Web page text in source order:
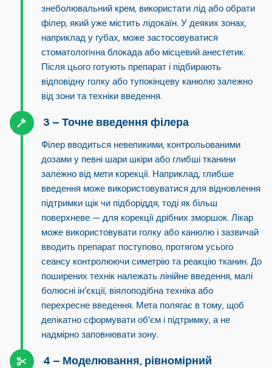
знеболювальний крем, використати лід або обрати
філер, який уже містить лідокаїн. У деяких зонах,
наприклад у губах, може застосовуватися
стоматологічна блокада або місцевий анестетик.
Після цього готують препарат і підбирають
відповідну голку або тупокінцеву канюлю залежно
від зони та техніки введення.
Точне введення філера
Філер вводиться невеликими, контрольованими
дозами у певні шари шкіри або глибші тканини
залежно від мети корекції. Наприклад, глибше
введення може використовуватися для відновлення
підтримки щік чи підборіддя, тоді як більш
поверхневе — для корекції дрібних зморшок. Лікар
може використовувати голку або канюлю і зазвичай
вводить препарат поступово, протягом усього
сеансу контролюючи симетрію та реакцію тканин. До
поширених технік належать лінійне введення, малі
болюсні ін’єкції, віялоподібна техніка або
перехресне введення. Мета полягає в тому, щоб
делікатно сформувати об’єм і підтримку, а не
надмірно заповнювати зону.
Моделювання, рівномірний